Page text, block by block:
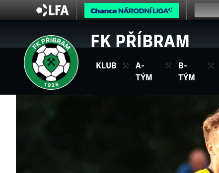
FK PŘÍBRAM
KLUB
A-
TÝM
B-
TÝM